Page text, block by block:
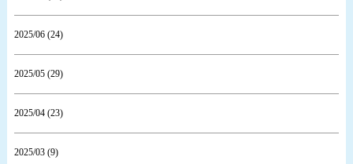
2025/06 (24)
2025/05 (29)
2025/04 (23)
2025/03 (9)